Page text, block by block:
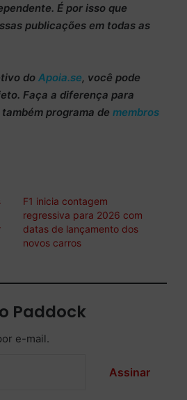
. É por isso que
publicações em todas as
do Apoia.se, você pode
Faça a diferença para
programa de membros
F1 inicia contagem
regressiva para 2026 com
datas de lançamento dos
novos carros
Paddock
e-mail.
Assinar